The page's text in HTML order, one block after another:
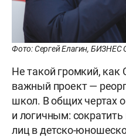
Фото: Сергей Елагин, БИЗНЕС
Не такой громкий, как
важный проект —
школ. В общих чертах
и логичным:
лиц в детско-